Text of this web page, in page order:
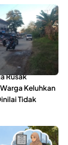
Rusak
Keluhkan
Tidak